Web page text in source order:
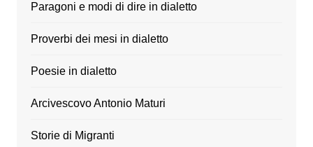
Paragoni e modi di dire in dialetto
Proverbi dei mesi in dialetto
Poesie in dialetto
Arcivescovo Antonio Maturi
Storie di Migranti